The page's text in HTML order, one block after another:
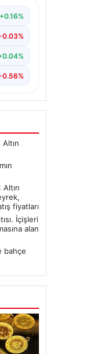
Altın
fiyatları
İçişleri
alan
bahçe